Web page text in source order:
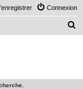
Connexion
e